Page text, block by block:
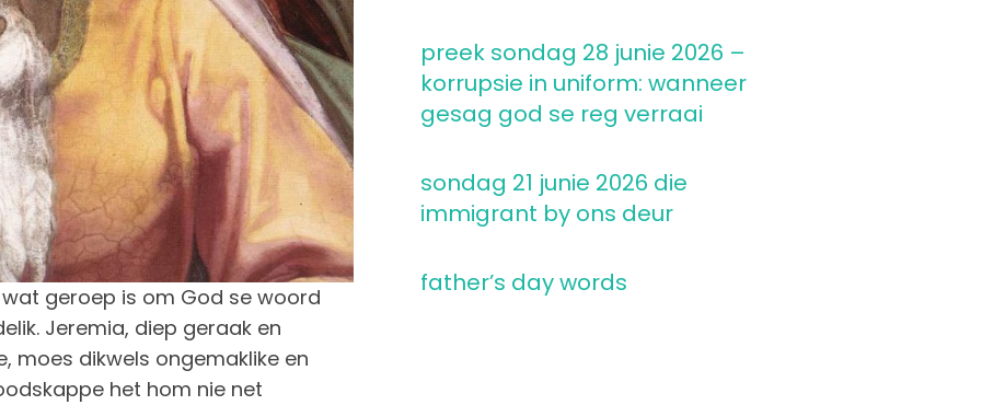
geroep is om God se woord
Jeremia, diep geraak en
moes dikwels ongemaklike en
het hom nie net
preek sondag 28 junie 2026 –
korrupsie in uniform: wanneer
gesag god se reg verraai
sondag 21 junie 2026 die
immigrant by ons deur
father’s day words